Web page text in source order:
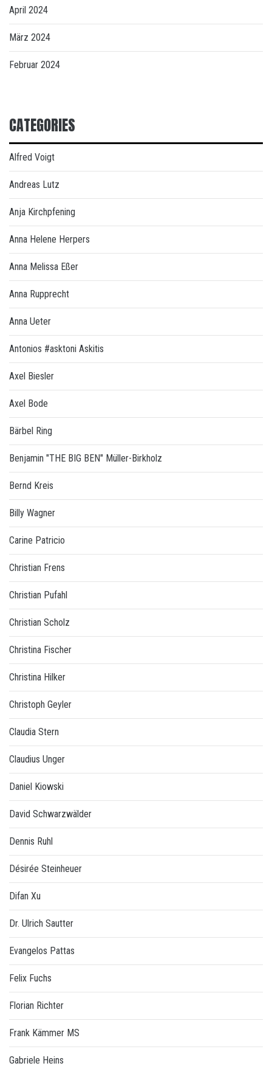
April 2024
März 2024
Februar 2024
CATEGORIES
Alfred Voigt
Andreas Lutz
Anja Kirchpfening
Anna Helene Herpers
Anna Melissa Eßer
Anna Rupprecht
Anna Ueter
Antonios #asktoni Askitis
Axel Biesler
Axel Bode
Bärbel Ring
Benjamin "THE BIG BEN" Müller-Birkholz
Bernd Kreis
Billy Wagner
Carine Patricio
Christian Frens
Christian Pufahl
Christian Scholz
Christina Fischer
Christina Hilker
Christoph Geyler
Claudia Stern
Claudius Unger
Daniel Kiowski
David Schwarzwälder
Dennis Ruhl
Désirée Steinheuer
Difan Xu
Dr. Ulrich Sautter
Evangelos Pattas
Felix Fuchs
Florian Richter
Frank Kämmer MS
Gabriele Heins